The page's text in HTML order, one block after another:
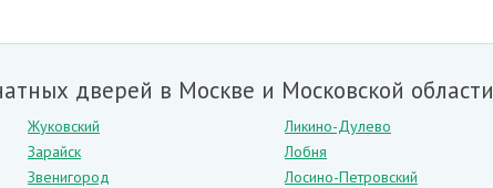
порошково-полимерное покрытие
960*2050 мм
дверей в Москве и Московской области
Жуковский
Зарайск
Звенигород
Ликино-Дулево
Лобня
Лосино-Петровский